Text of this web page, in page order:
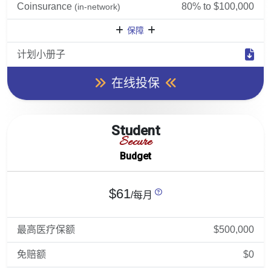
Coinsurance (in-network) 80% to $100,000
保障
计划小册子
在线投保
Student
Secure
Budget
$61/每月
最高医疗保额 $500,000
免赔额 $0